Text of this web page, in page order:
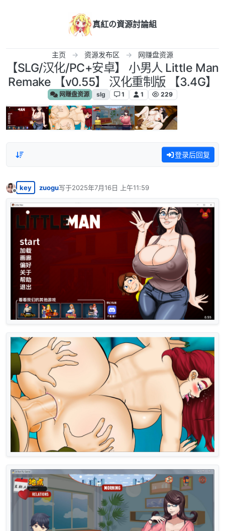
真紅の資源討論組
主页 资源发布区 网赚盘资源
【SLG/汉化/PC+安卓】 小男人 Little Man
Remake 【v0.55】 汉化重制版 【3.4G】
网赚盘资源 slg 1 1 229
登录后回复
离线
key zuogu写于2025年7月16日 上午11:59
最后由 编辑